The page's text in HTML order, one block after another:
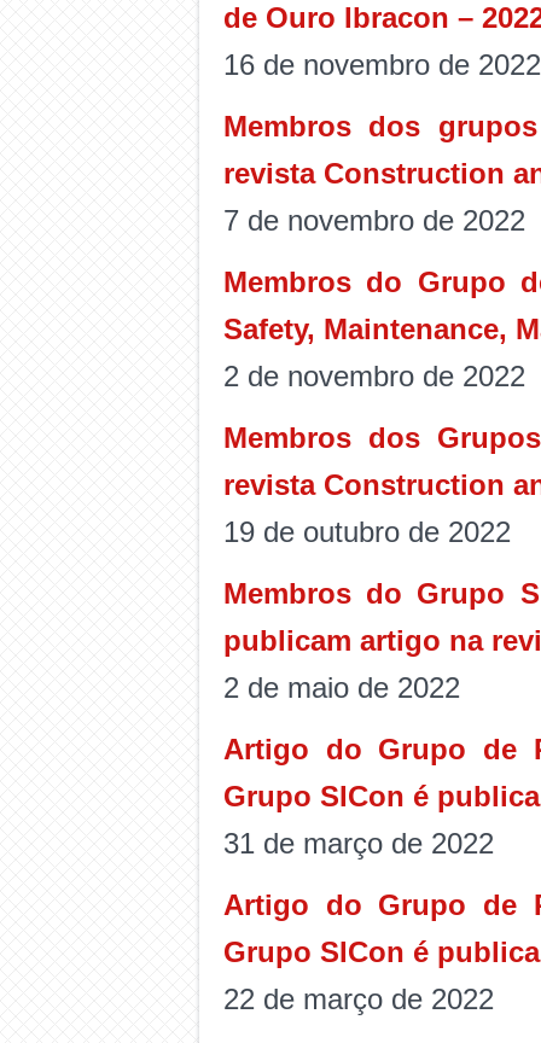
de Ouro Ibracon –
16 de novembro de 2022
Membros dos
revista Construction
7 de novembro de 2022
Membros do Grupo
Safety, Maintenance,
2 de novembro de 2022
Membros dos
revista Construction
19 de outubro de 2022
Membros do Grupo
publicam artigo na
2 de maio de 2022
Artigo do Grupo de
Grupo SICon é
31 de março de 2022
Artigo do Grupo de
Grupo SICon é
22 de março de 2022